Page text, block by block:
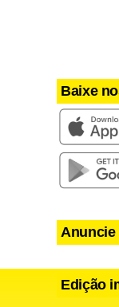
Baixe
Anuncie
Edição